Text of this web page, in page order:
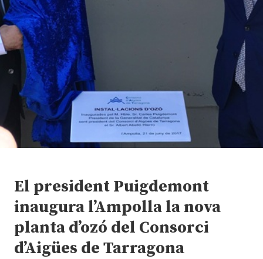
El president Puigdemont
inaugura l’Ampolla la nova
planta d’ozó del Consorci
d’Aigües de Tarragona